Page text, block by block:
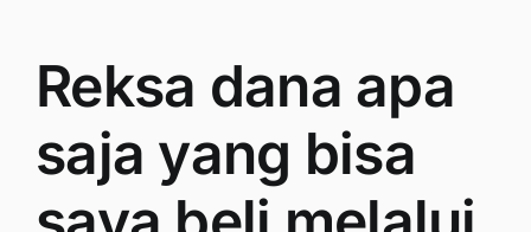
Reksa dana apa
saja yang bisa